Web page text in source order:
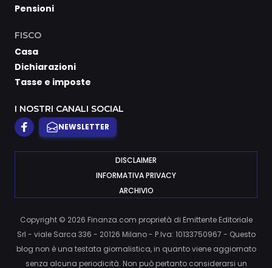
Pensioni
FISCO
Casa
Dichiarazioni
Tasse e imposte
I NOSTRI CANALI SOCIAL
NEWSLETTER
DISCLAIMER
INFORMATIVA PRIVACY
ARCHIVIO
Copyright © 2026 Finanza.com proprietà di Emittente Editoriale
Srl - viale Sarca 336 - 20126 Milano - P.Iva: 10133750967 - Questo
blog non è una testata giornalistica, in quanto viene aggiornato
senza alcuna periodicità. Non può pertanto considerarsi un